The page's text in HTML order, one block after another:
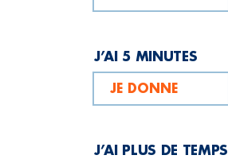
J’AI 5 MINUTES
JE DONNE
J’AI PLUS DE TEMPS